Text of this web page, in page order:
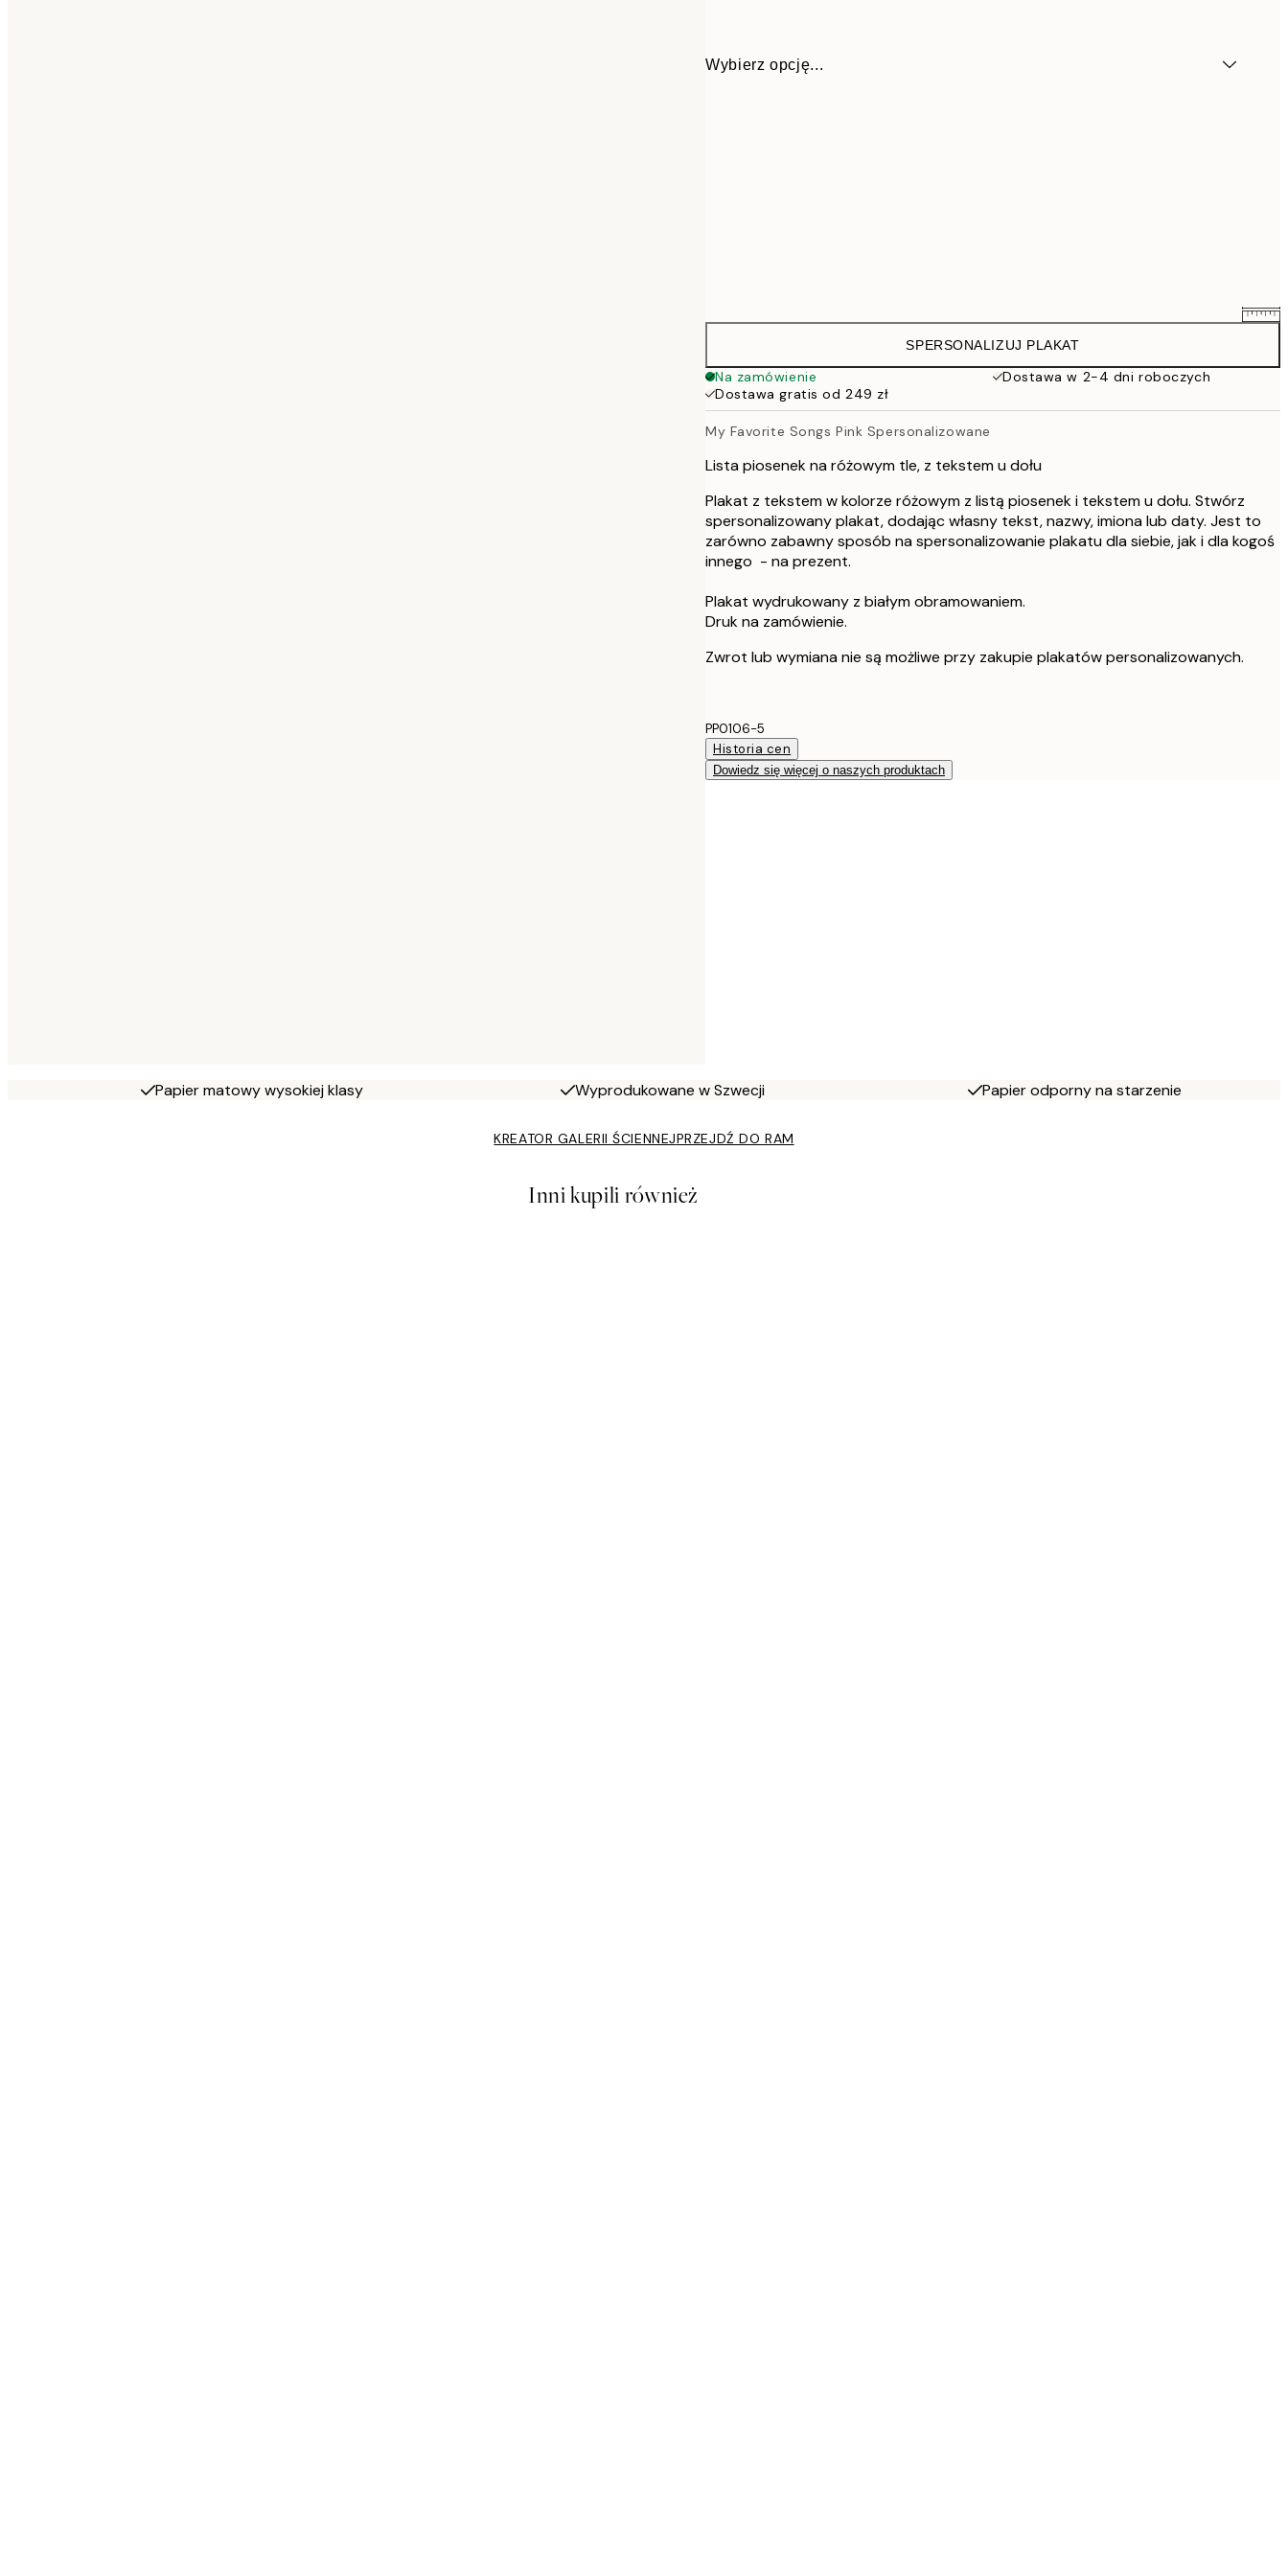
Wybierz opcję...
139 zł
50x70 cm
169 zł
SPERSONALIZUJ PLAKAT
Na zamówienie
Dostawa w 2-4 dni roboczych
Dostawa gratis od 249 zł
My Favorite Songs Pink Spersonalizowane
Lista piosenek na różowym tle, z tekstem u dołu
Plakat z tekstem w kolorze różowym z listą piosenek i tekstem u dołu. Stwórz
spersonalizowany plakat, dodając własny tekst, nazwy, imiona lub daty. Jest to
zarówno zabawny sposób na spersonalizowanie plakatu dla siebie, jak i dla kogoś
innego - na prezent.
Plakat wydrukowany z białym obramowaniem.
Druk na zamówienie.
Zwrot lub wymiana nie są możliwe przy zakupie plakatów personalizowanych.
PP0106-5
Historia cen
Dowiedz się więcej o naszych produktach
Papier matowy wysokiej klasy Wyprodukowane w Szwecji Papier odporny na starzenie
KREATOR GALERII ŚCIENNEJPRZEJDŹ DO RAM
Inni kupili również